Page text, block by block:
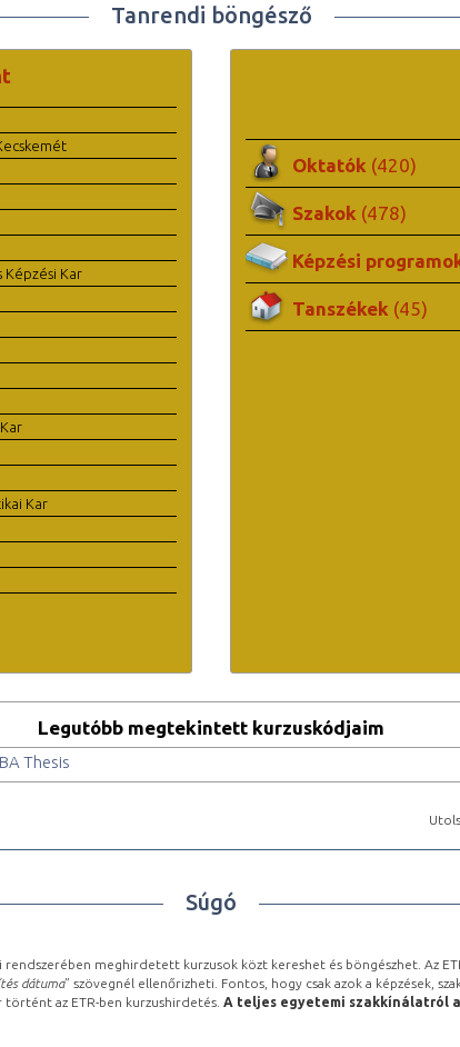
Tanrendi böngésző
Képzési Kar
Kar
Oktatók (420)
Szakok (478)
Képzési
Tanszékek (45)
Legutóbb megtekintett kurzuskódjaim
Thesis
Súgó
rendszerében meghirdetett kurzusok közt kereshet és böngészhet. Az
dátuma” szövegnél ellenőrizheti. Fontos, hogy csak azok a képzések,
az ETR-ben kurzushirdetés. A teljes egyetemi szakkínálatról a